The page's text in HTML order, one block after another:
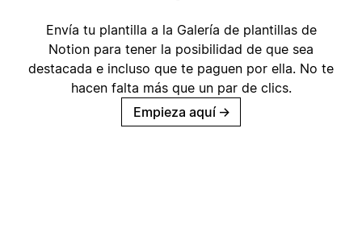
Envía tu plantilla a la Galería de plantillas de
Notion para tener la posibilidad de que sea
destacada e incluso que te paguen por ella. No te
hacen falta más que un par de clics.
Empieza aquí →